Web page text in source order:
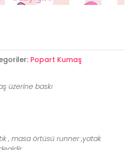
Popart Kumaş
üzerine baskı
, masa örtüsü runner ,yatak